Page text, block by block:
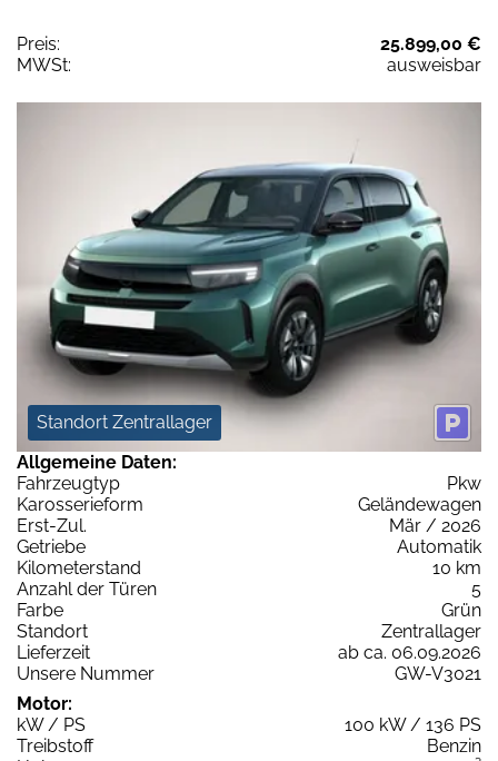
Preis:
25.899,00 €
MWSt:
ausweisbar
Standort Zentrallager
Allgemeine Daten:
Fahrzeugtyp
Pkw
Karosserieform
Geländewagen
Erst-Zul.
Mär / 2026
Getriebe
Automatik
Kilometerstand
10 km
Anzahl der Türen
5
Farbe
Grün
Standort
Zentrallager
Lieferzeit
ab ca. 06.09.2026
Unsere Nummer
GW-V3021
Motor:
kW / PS
100 kW / 136 PS
Treibstoff
Benzin